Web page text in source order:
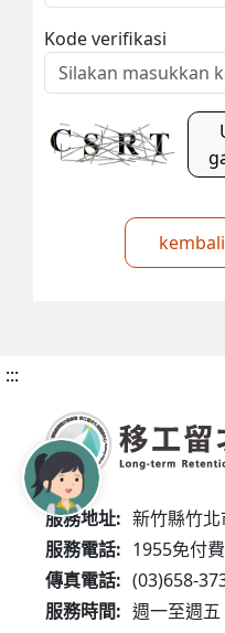
Kode verifikasi
kembali
:::
服務地址: 新竹縣竹
服務電話: 1955免付
傳真電話: (03)658-
服務時間: 週一至週五